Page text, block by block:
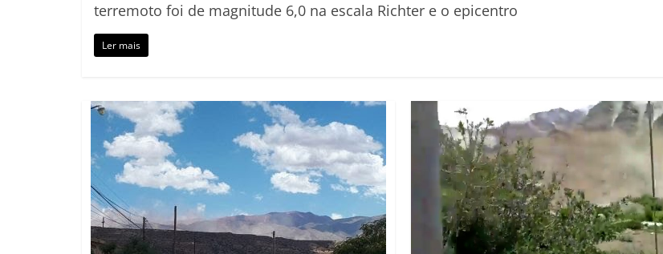
terremoto foi de magnitude 6,0 na escala Richter e o epicentro
Ler mais